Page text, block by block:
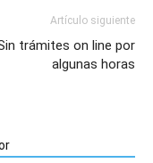
Artículo siguiente
trámites on line por
algunas horas